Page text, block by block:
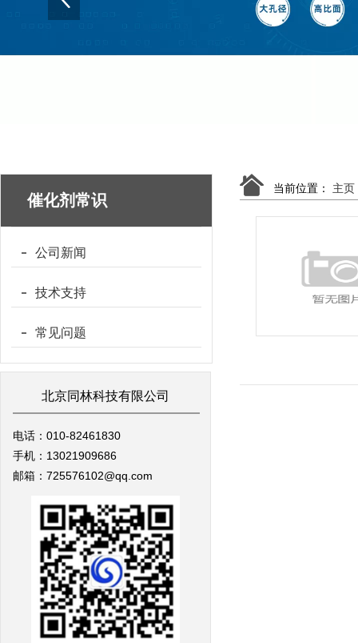
催化剂常识
公司新闻
技术支持
常见问题
北京同林科技有限公司
电话：010-82461830
手机：13021909686
邮箱：725576102@qq.com
当前位置： 主页